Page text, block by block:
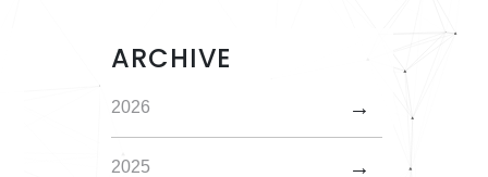
ARCHIVE
2026
2025